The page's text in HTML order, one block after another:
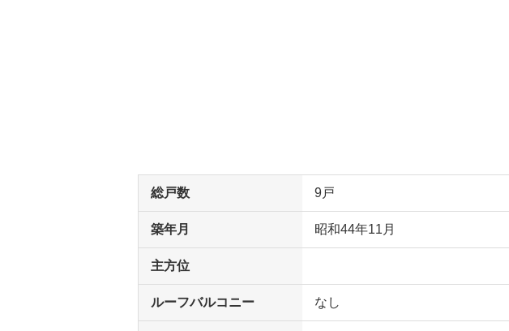
総戸数 9戸
築年月 昭和44年11月
主方位
ルーフバルコニー なし